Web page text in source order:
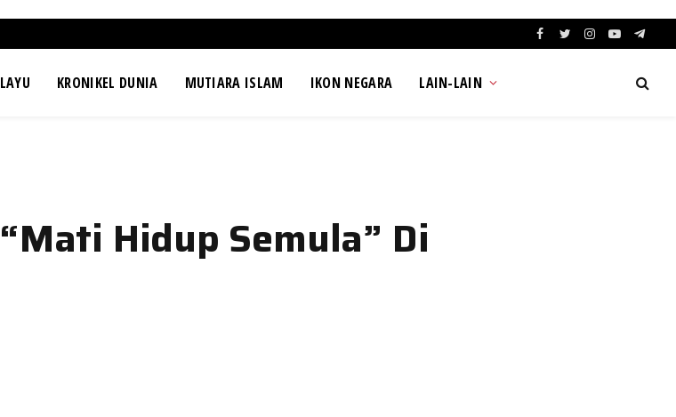
Facebook
TwitterInstagram
YouTube
KRONIKEL DUNIA MUTIARA ISLAM IKON NEGARA LAIN-LAIN
Hidup Semula” Di